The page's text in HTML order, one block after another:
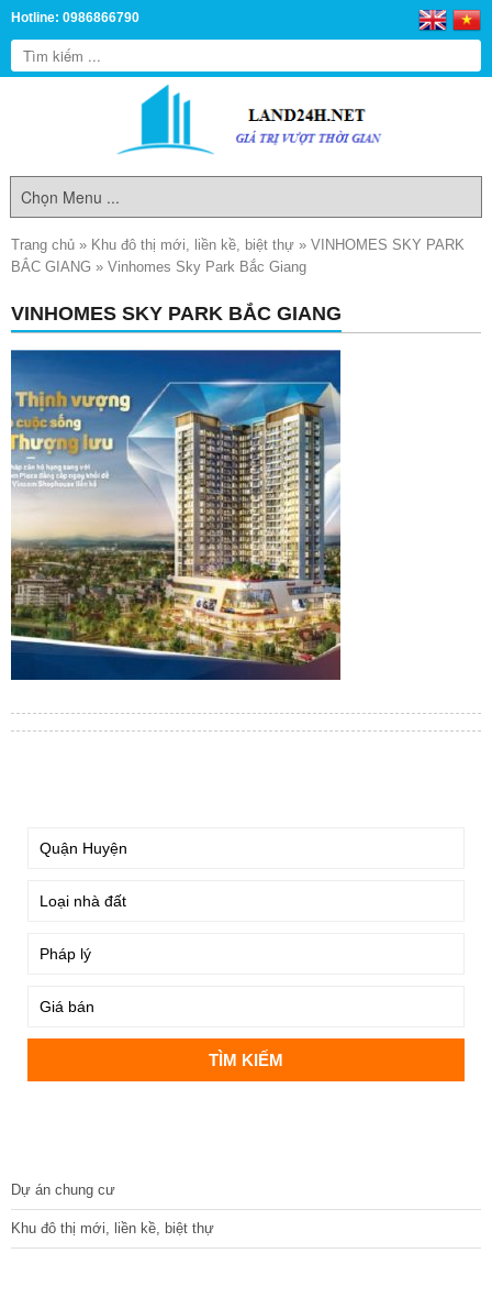
Hotline: 0986866790
Trang chủ » Khu đô thị mới, liền kề, biệt thự » VINHOMES SKY PARK
BẮC GIANG » Vinhomes Sky Park Bắc Giang
VINHOMES SKY PARK BẮC GIANG
Dự án chung cư
Khu đô thị mới, liền kề, biệt thự